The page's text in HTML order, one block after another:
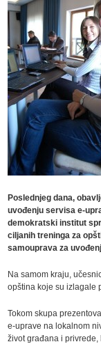
Poslednjeg dana,
uvođenju servisa e-
demokratski institut
ciljanih treninga za
samouprava za
Na samom kraju,
opština koje su izlagale
Tokom skupa
e-uprave na lokalnom
život građana i privrede,